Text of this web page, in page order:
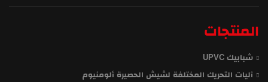
المنتجات
شبابيك UPVC
آليات التحريك المختلفة لشيش الحصيرة ألومنيوم